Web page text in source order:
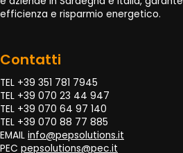
efficienza e risparmio energetico.
Contatti
TEL +39 351 781 7945
TEL +39 070 23 44 947
TEL +39 070 64 97 140
TEL +39 070 88 77 885
EMAIL info@pepsolutions.it
PEC pepsolutions@pec.it